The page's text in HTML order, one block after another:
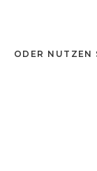
ODER NUTZEN